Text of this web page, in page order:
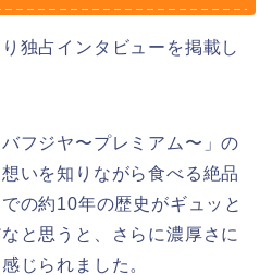
独占インタビューを掲載し
フジヤ〜プレミアム〜」の
いを知りながら食べる絶品
の約10年の歴史がギュッと
と思うと、さらに濃厚さに
じられました。